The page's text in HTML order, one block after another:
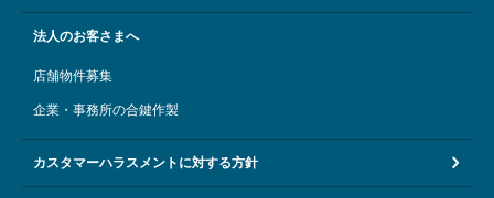
法人のお客さまへ
店舗物件募集
企業・事務所の合鍵作製
カスタマーハラスメントに対する方針